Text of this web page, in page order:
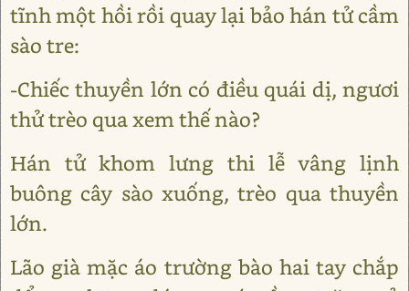
tĩnh một hồi rồi quay lại bảo hán tử cầm
sào tre:
-Chiếc thuyền lớn có điều quái dị, ngươi
thử trèo qua xem thế nào?
Hán tử khom lưng thi lễ vâng lịnh
buông cây sào xuống, trèo qua thuyền
lớn.
Lão già mặc áo trường bào hai tay chắp